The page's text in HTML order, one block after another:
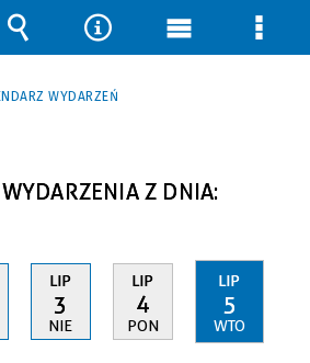
WYDARZEŃ
Z DNIA:
LIP
3
NIE
LIP
4
PON
LIP
5
WTO
Wyszukiwarka
Narzędzia
Menu Menu